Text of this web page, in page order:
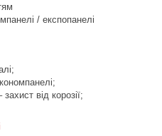
/ експопанелі
від корозії;